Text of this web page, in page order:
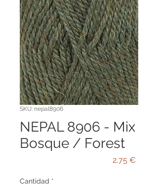
SKU: nepal8906
NEPAL 8906 - Mix
Bosque / Forest
2,75 €
Cantidad *